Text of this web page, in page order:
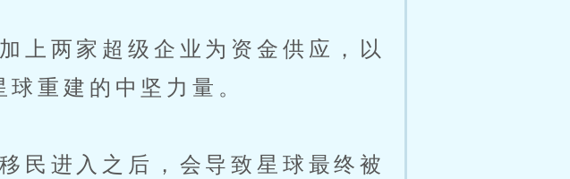
两家超级企业为资金供应，以
重建的中坚力量。
进入之后，会导致星球最终被